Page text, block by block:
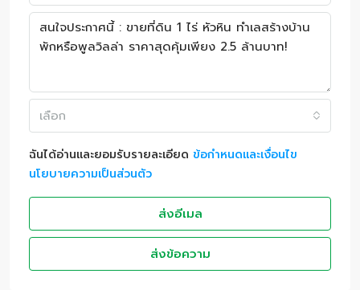
เลือก
ฉันได้อ่านและยอมรับรายละเอียด ข้อกำหนดและเงื่อนไข
นโยบายความเป็นส่วนตัว
ส่งอีเมล
ส่งข้อความ